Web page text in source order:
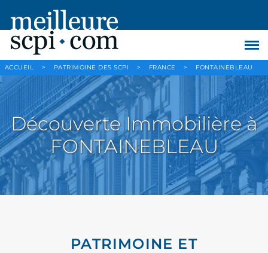
ACCUEIL > PATRIMOINE DES SCPI > FRANCE > FONTAINEBLEAU
Découverte Immobilière à
FONTAINEBLEAU
PATRIMOINE ET